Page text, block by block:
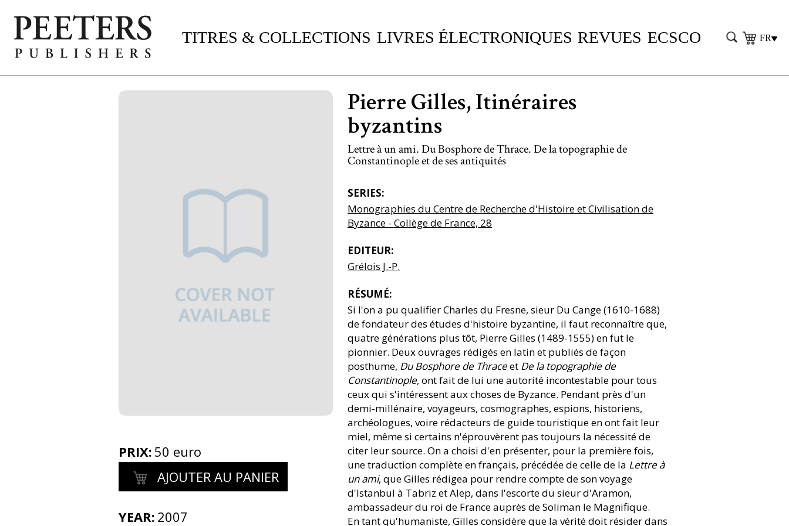
TITRES & COLLECTIONS LIVRES ÉLECTRONIQUES REVUES ECSCO FR
PRIX: 50 euro
AJOUTER AU PANIER
YEAR: 2007
Pierre Gilles, Itinéraires
byzantins
Lettre à un ami. Du Bosphore de Thrace. De la topographie de
Constantinople et de ses antiquités
SERIES:
Monographies du Centre de Recherche d'Histoire et Civilisation de
Byzance - Collège de France, 28
EDITEUR:
Grélois J.-P.
RÉSUMÉ:
Si l'on a pu qualifier Charles du Fresne, sieur Du Cange (1610-1688)
de fondateur des études d'histoire byzantine, il faut reconnaître que,
quatre générations plus tôt, Pierre Gilles (1489-1555) en fut le
pionnier. Deux ouvrages rédigés en latin et publiés de façon
posthume, Du Bosphore de Thraceet De la topographie de
Constantinople, ont fait de lui une autorité incontestable pour tous
ceux qui s'intéressent aux choses de Byzance. Pendant près d'un
demi-millénaire, voyageurs, cosmographes, espions, historiens,
archéologues, voire rédacteurs de guide touristique en ont fait leur
miel, même si certains n'éprouvèrent pas toujours la nécessité de
citer leur source. On a choisi d'en présenter, pour la première fois,
une traduction complète en français, précédée de celle de la Lettre à
un ami, que Gilles rédigea pour rendre compte de son voyage
d'Istanbul à Tabriz et Alep, dans l'escorte du sieur d'Aramon,
ambassadeur du roi de France auprès de Soliman le Magnifique.
En tant qu'humaniste, Gilles considère que la vérité doit résider dans